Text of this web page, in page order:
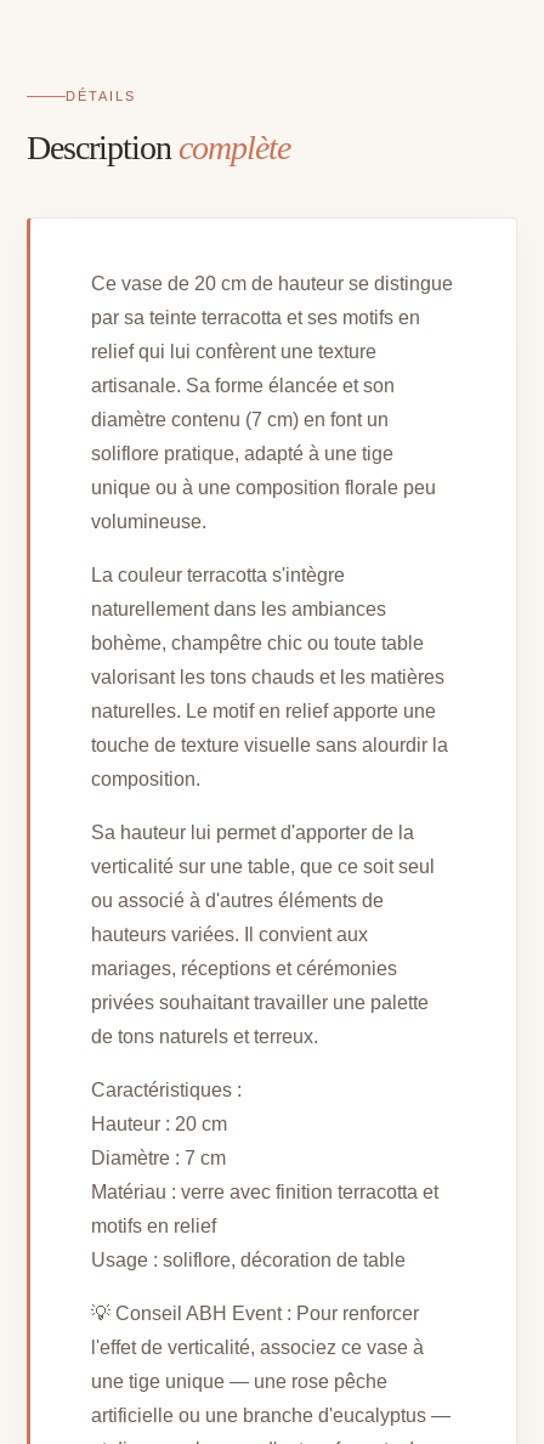
DÉTAILS
Descriptioncomplète
Ce vase de 20 cm de hauteur se distingue
par sa teinte terracotta et ses motifs en
relief qui lui confèrent une texture
artisanale. Sa forme élancée et son
diamètre contenu (7 cm) en font un
soliflore pratique, adapté à une tige
unique ou à une composition florale peu
volumineuse.
La couleur terracotta s'intègre
naturellement dans les ambiances
bohème, champêtre chic ou toute table
valorisant les tons chauds et les matières
naturelles. Le motif en relief apporte une
touche de texture visuelle sans alourdir la
composition.
Sa hauteur lui permet d'apporter de la
verticalité sur une table, que ce soit seul
ou associé à d'autres éléments de
hauteurs variées. Il convient aux
mariages, réceptions et cérémonies
privées souhaitant travailler une palette
de tons naturels et terreux.
Caractéristiques :
Hauteur : 20 cm
Diamètre : 7 cm
Matériau : verre avec finition terracotta et
motifs en relief
Usage : soliflore, décoration de table
💡 Conseil ABH Event : Pour renforcer
l'effet de verticalité, associez ce vase à
une tige unique — une rose pêche
artificielle ou une branche d'eucalyptus —